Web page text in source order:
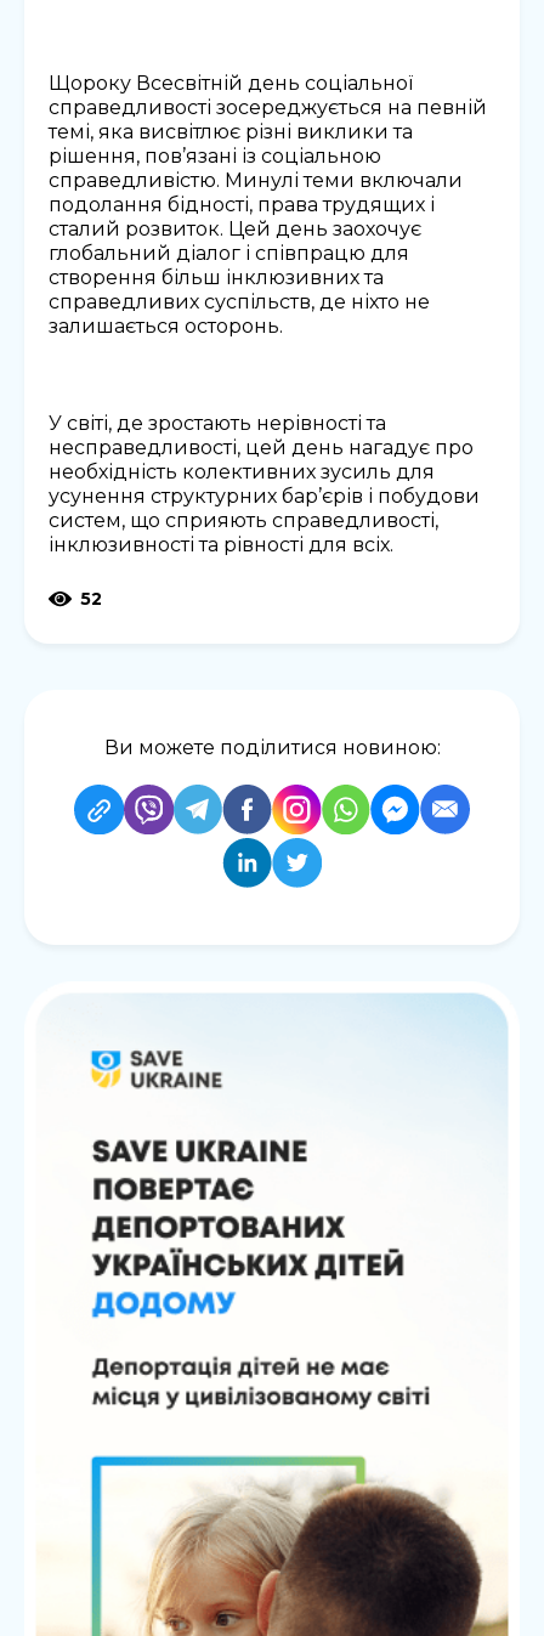
Щороку Всесвітній день соціальної
справедливості зосереджується на певній
темі, яка висвітлює різні виклики та
рішення, пов’язані із соціальною
справедливістю. Минулі теми включали
подолання бідності, права трудящих і
сталий розвиток. Цей день заохочує
глобальний діалог і співпрацю для
створення більш інклюзивних та
справедливих суспільств, де ніхто не
залишається осторонь.
У світі, де зростають нерівності та
несправедливості, цей день нагадує про
необхідність колективних зусиль для
усунення структурних бар’єрів і побудови
систем, що сприяють справедливості,
інклюзивності та рівності для всіх.
52
Ви можете поділитися новиною: